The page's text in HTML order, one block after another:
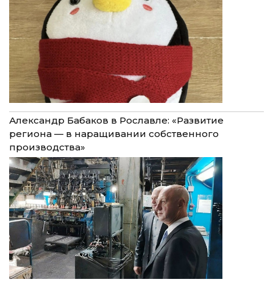
Александр Бабаков в Рославле: «Развитие
региона — в наращивании собственного
производства»